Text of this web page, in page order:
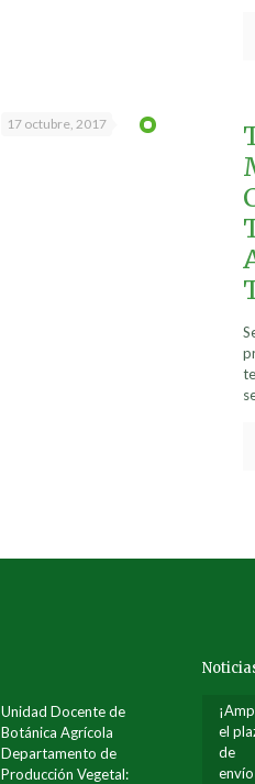
17 octubre, 2017
Unidad Docente de
Botánica Agrícola
Departamento de
Producción Vegetal:
el
de
envío